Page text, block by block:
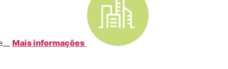
Mais informações